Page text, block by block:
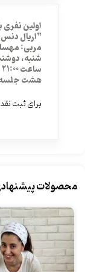
اولین نفری
“اریال
مربی: مهسا
شنبه،
ساعت 21:00
هشت
برای ثبت
محصولات